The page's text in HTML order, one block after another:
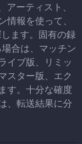
アーティスト、
情報を使って、
ます。固有の録
合は、マッチン
イブ版、リミッ
スター版、エク
す。十分な確度
、転送結果に分